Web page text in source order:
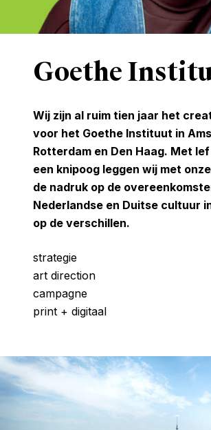
Goethe
Wij zijn al ruim tien jaar het
voor het Goethe Instituut in
Rotterdam en Den Haag. Met
een knipoog leggen wij met
de nadruk op de
Nederlandse en Duitse cultuur
op de verschillen.
strategie
art direction
campagne
print + digitaal